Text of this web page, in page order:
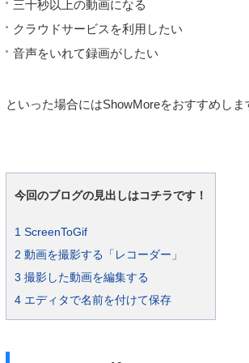
三十秒以上の動画になる
クラウドサービスを利用したい
音声をいれて録画がしたい
といった場合にはShowMoreをおすすめしま
今回のブログの見出しはコチラです！
1 ScreenToGif
2 動画を撮影する「レコーダー」
3 撮影した動画を編集する
4 エディタで名前を付けて保存